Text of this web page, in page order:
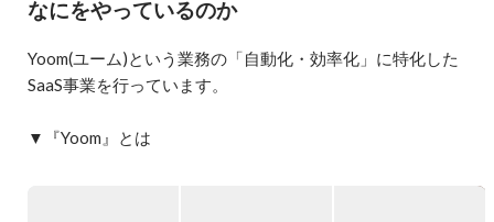
なにをやっているのか
Yoom(ユーム)という業務の「自動化・効率化」に特化した
SaaS事業を行っています。
▼『Yoom』とは